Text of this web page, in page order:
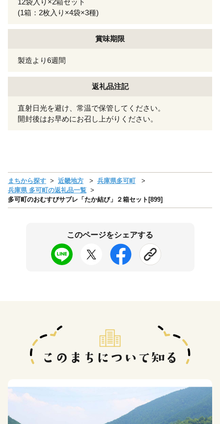
12袋入り×2箱セット
(1箱：2枚入り×4袋×3種)
賞味期限
製造より6週間
返礼品注記
直射日光を避け、常温で保管してください。
開封後はお早めにお召し上がりください。
まちから探す 近畿地方
兵庫県多可町
兵庫県 多可町の返礼品一覧
多可町のおむすびサブレ「たか結び」２箱セット[899]
このページをシェアする